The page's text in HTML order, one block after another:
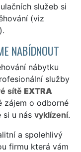
služeb si
(viz
).
NABÍDNOUT
nábytku
služby
sítě EXTRA
zájem o odborné
si u nás vyklízení.
a spolehlivý
firmu která vám